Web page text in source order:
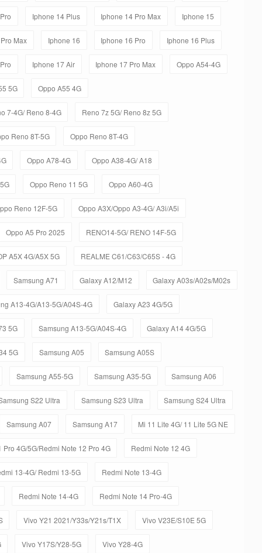
Iphone 14 Plus Iphone 14 Pro Max Iphone 15
Max Iphone 16 Iphone 16 Pro Iphone 16 Plus
Iphone 17 Air Iphone 17 Pro Max Oppo A54-4G
5G Oppo A55 4G
7-4G/ Reno 8-4G Reno 7z 5G/ Reno 8z 5G
Reno 8T-5G Oppo Reno 8T-4G
Oppo A78-4G Oppo A38-4G/ A18
Oppo Reno 11 5G Oppo A60-4G
Reno 12F-5G Oppo A3X/Oppo A3-4G/ A3i/A5i
Oppo A5 Pro 2025 RENO14-5G/ RENO 14F-5G
A5X 4G/A5X 5G REALME C61/C63/C65S - 4G
Samsung A71 Galaxy A12/M12 Galaxy A03s/A02s/M02s
A13-4G/A13-5G/A04S-4G Galaxy A23 4G/5G
5G Samsung A13-5G/A04S-4G Galaxy A14 4G/5G
5G Samsung A05 Samsung A05S
Samsung A55-5G Samsung A35-5G Samsung A06
S22 Ultra Samsung S23 Ultra Samsung S24 Ultra
Samsung A07 Samsung A17 Mi 11 Lite 4G/ 11 Lite 5G NE
Pro 4G/5G/Redmi Note 12 Pro 4G Redmi Note 12 4G
13-4G/ Redmi 13-5G Redmi Note 13-4G
Redmi Note 14-4G Redmi Note 14 Pro-4G
Vivo Y21 2021/Y33s/Y21s/T1X Vivo V23E/S10E 5G
Vivo Y17S/Y28-5G Vivo Y28-4G